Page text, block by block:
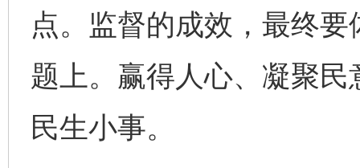
点。监督的成效，最终
题上。赢得人心、凝聚
民生小事。